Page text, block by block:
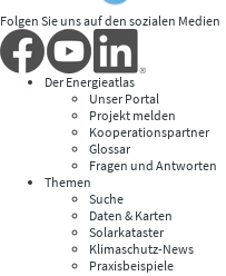
Folgen Sie uns auf den sozialen Medien
Der Energieatlas
Unser Portal
Projekt melden
Kooperationspartner
Glossar
Fragen und Antworten
Themen
Suche
Daten & Karten
Solarkataster
Klimaschutz-News
Praxisbeispiele